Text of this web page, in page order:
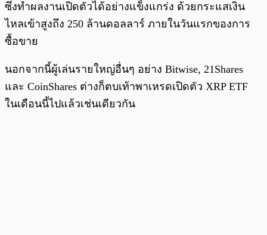
ซึ่งทำผลงานเปิดตัวได้อย่างแข็งแกร่ง ด้วยกระแสเงิน
ไหลเข้าสูงถึง 250 ล้านดอลลาร์ ภายในวันแรกของการ
ซื้อขาย
นอกจากนี้ผู้เล่นรายใหญ่อื่นๆ อย่าง Bitwise, 21Shares
และ CoinShares ต่างก็ตบเท้าพาเหรดเปิดตัว XRP ETF
ในเดือนนี้ไปแล้วเช่นเดียวกัน